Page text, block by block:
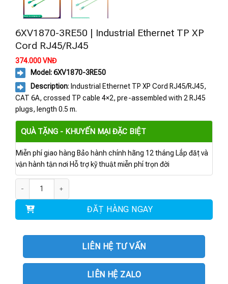
6XV1870-3RE50 | Industrial Ethernet TP XP
Cord RJ45/RJ45
374.000VNĐ
Model: 6XV1870-3RE50
Description: Industrial Ethernet TP XP Cord RJ45/RJ45,
CAT 6A, crossed TP cable 4×2, pre-assembled with 2 RJ45
plugs, length 0.5 m.
QUÀ TẶNG - KHUYẾN MẠI ĐẶC BIỆT
Miễn phí giao hàng Bảo hành chính hãng 12 tháng Lắp đặt và
vận hành tận nơi Hỗ trợ kỹ thuật miễn phí trọn đời
ĐẶT HÀNG NGAY
LIÊN HỆ TƯ VẤN
LIÊN HỆ ZALO